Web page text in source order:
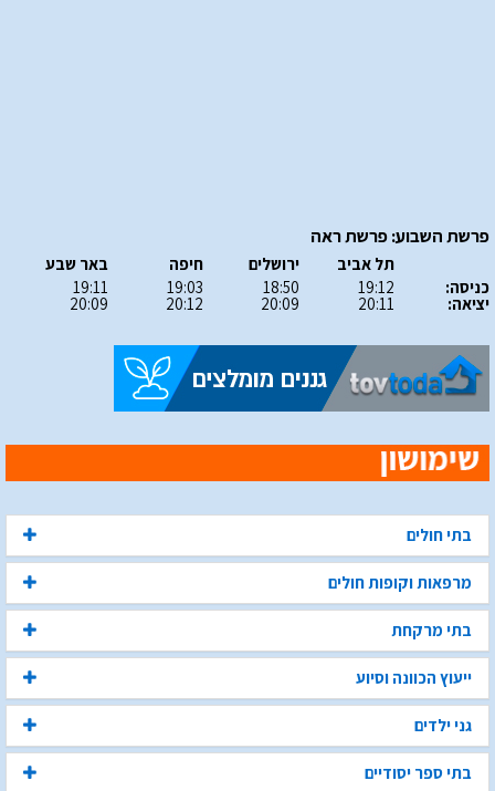
פרשת השבוע: פרשת ראה
כניסה:
יציאה:
תל אביב
19:12
20:11
ירושלים
18:50
20:09
חיפה
19:03
20:12
באר שבע
19:11
20:09
בתי חולים
מרפאות וקופות חולים
בתי מרקחת
ייעוץ הכוונה וסיוע
גני ילדים
בתי ספר יסודיים